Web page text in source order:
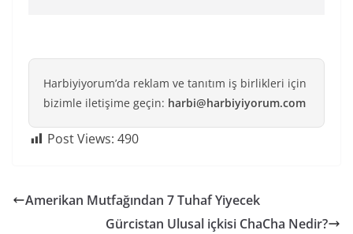
Harbiyiyorum’da reklam ve tanıtım iş birlikleri için
bizimle iletişime geçin: harbi@harbiyiyorum.com
Post Views: 490
Amerikan Mutfağından 7 Tuhaf Yiyecek
Gürcistan Ulusal içkisi ChaCha Nedir?